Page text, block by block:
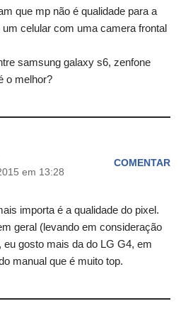
que mp não é qualidade para a
celular com uma camera frontal
samsung galaxy s6, zenfone
o melhor?
em 13:28
COMENTAR
importa é a qualidade do pixel.
geral (levando em consideração
eu gosto mais da do LG G4, em
manual que é muito top.